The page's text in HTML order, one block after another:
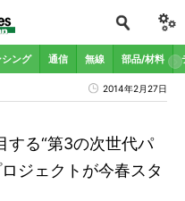
ング 通信 無線 部品/材料
2014年2月27日
する“第3の次世代パ
ジェクトが今春スタ